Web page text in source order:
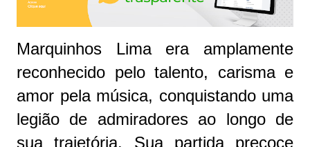
Marquinhos Lima era amplamente
reconhecido pelo talento, carisma e
amor pela música, conquistando uma
legião de admiradores ao longo de
sua trajetória. Sua partida precoce